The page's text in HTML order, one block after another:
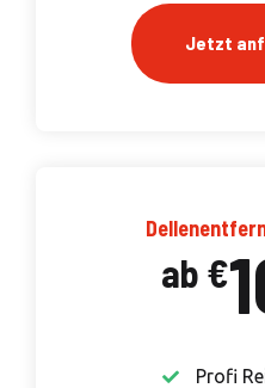
Jetzt
ab €
Profi